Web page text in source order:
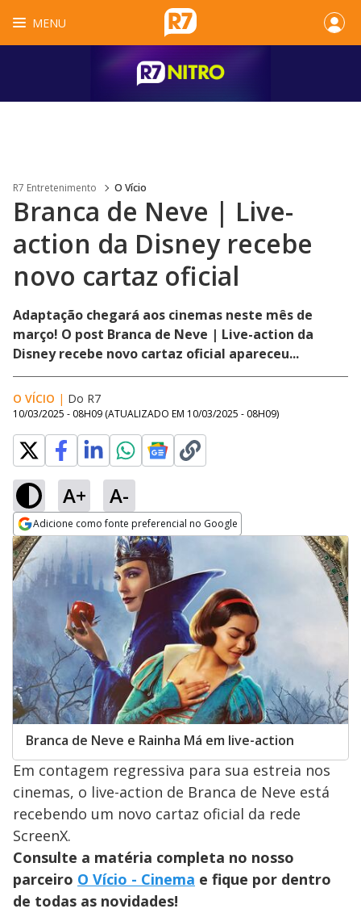
MENU
R7 Entretenimento O Vício
Branca de Neve | Live-
action da Disney recebe
novo cartaz oficial
Adaptação chegará aos cinemas neste mês de
março! O post Branca de Neve | Live-action da
Disney recebe novo cartaz oficial apareceu...
O VÍCIO | Do R7
10/03/2025 - 08H09 (ATUALIZADO EM 10/03/2025 - 08H09)
A+ A-
Adicione como fonte preferencial no Google
Opens in new window
Branca de Neve e Rainha Má em live-action
Em contagem regressiva para sua estreia nos
cinemas, o live-action de Branca de Neve está
recebendo um novo cartaz oficial da rede
ScreenX.
Consulte a matéria completa no nosso
parceiro O Vício - Cinema e fique por dentro
de todas as novidades!